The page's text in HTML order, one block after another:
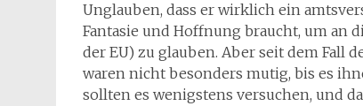
Unglauben, dass er wirklich ein
Fantasie und Hoffnung braucht, um an
der EU) zu glauben. Aber seit dem Fall
waren nicht besonders mutig, bis es
sollten es wenigstens versuchen, und